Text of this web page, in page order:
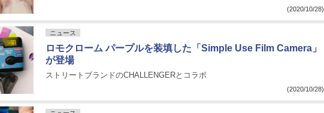
(2020/10/28)
ニュース
ロモクローム パープルを装填した「Simple Use Film Camera」
が登場
ストリートブランドのCHALLENGERとコラボ
(2020/10/28)